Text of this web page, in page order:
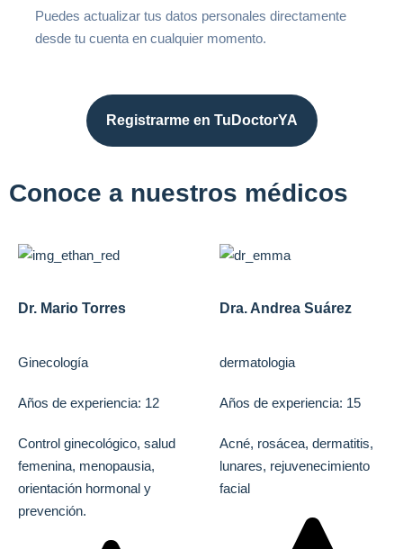
Puedes actualizar tus datos personales directamente
desde tu cuenta en cualquier momento.
Registrarme en TuDoctorYA
Conoce a nuestros médicos
Dr. Mario Torres
Ginecología
Años de experiencia: 12
Control ginecológico, salud
femenina, menopausia,
orientación hormonal y
prevención.
Dra. Andrea Suárez
dermatologia
Años de experiencia: 15
Acné, rosácea, dermatitis,
lunares, rejuvenecimiento
facial